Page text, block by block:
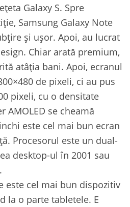
Galaxy S. Spre
Samsung Galaxy Note
și ușor. Apoi, au lucrat
Chiar arată premium,
atâția bani. Apoi, ecranul
de pixeli, ci au pus
pixeli, cu o densitate
AMOLED se cheamă
este cel mai bun ecran
Procesorul este un dual-
desktop-ul în 2001 sau
este cel mai bun dispozitiv
la o parte tabletele. E